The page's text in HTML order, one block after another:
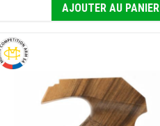
AJOUTER AU PANIER